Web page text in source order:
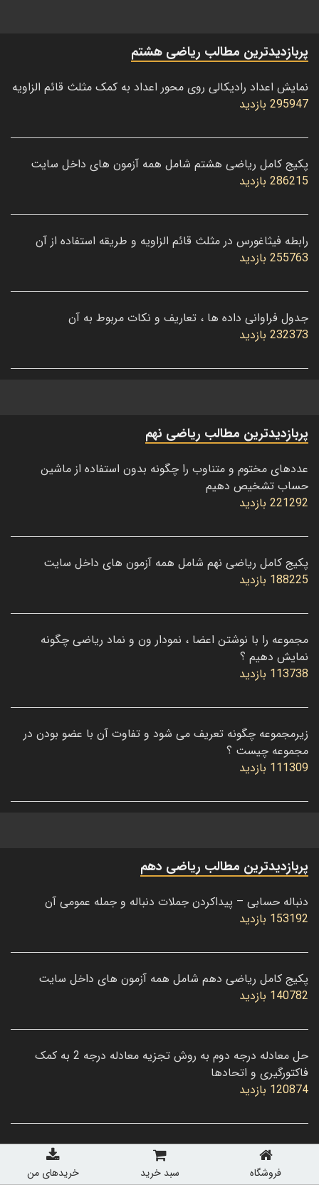
پربازدیدترین مطالب ریاضی هشتم
نمایش اعداد رادیکالی روی محور اعداد به کمک مثلث قائم الزاویه
295947 بازدید
پکیج کامل ریاضی هشتم شامل همه آزمون های داخل سایت
286215 بازدید
رابطه فیثاغورس در مثلث قائم الزاویه و طریقه استفاده از آن
255763 بازدید
جدول فراوانی داده ها ، تعاریف و نکات مربوط به آن
232373 بازدید
پربازدیدترین مطالب ریاضی نهم
عددهای مختوم و متناوب را چگونه بدون استفاده از ماشین
حساب تشخیص دهیم
221292 بازدید
پکیج کامل ریاضی نهم شامل همه آزمون های داخل سایت
188225 بازدید
مجموعه را با نوشتن اعضا ، نمودار ون و نماد ریاضی چگونه
نمایش دهیم ؟
113738 بازدید
زیرمجموعه چگونه تعریف می شود و تفاوت آن با عضو بودن در
مجموعه چیست ؟
111309 بازدید
پربازدیدترین مطالب ریاضی دهم
دنباله حسابی – پیداکردن جملات دنباله و جمله عمومی آن
153192 بازدید
پکیج کامل ریاضی دهم شامل همه آزمون های داخل سایت
140782 بازدید
حل معادله درجه دوم به روش تجزیه معادله درجه 2 به کمک
فاکتورگیری و اتحادها
120874 بازدید
نمونه سوال ریاضی دهم فصل اول مجموعه ، الگو و دنباله با پاسخ
تشریحیفروشگاه سبد خرید خریدهای من